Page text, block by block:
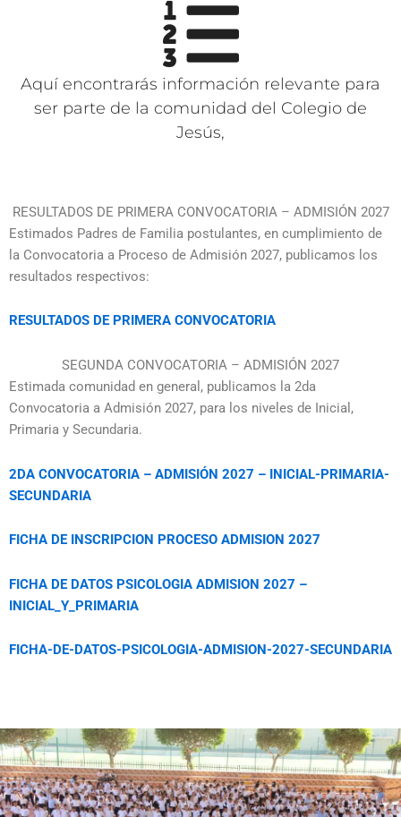
Aquí encontrarás información relevante para
ser parte de la comunidad del Colegio de
Jesús,
RESULTADOS DE PRIMERA CONVOCATORIA – ADMISIÓN 2027
Estimados Padres de Familia postulantes, en cumplimiento de
la Convocatoria a Proceso de Admisión 2027, publicamos los
resultados respectivos:
RESULTADOS DE PRIMERA CONVOCATORIA
SEGUNDA CONVOCATORIA – ADMISIÓN 2027
Estimada comunidad en general, publicamos la 2da
Convocatoria a Admisión 2027, para los niveles de Inicial,
Primaria y Secundaria.
2DA CONVOCATORIA – ADMISIÓN 2027 – INICIAL-PRIMARIA-
SECUNDARIA
FICHA DE INSCRIPCION PROCESO ADMISION 2027
FICHA DE DATOS PSICOLOGIA ADMISION 2027 –
INICIAL_Y_PRIMARIA
FICHA-DE-DATOS-PSICOLOGIA-ADMISION-2027-SECUNDARIA